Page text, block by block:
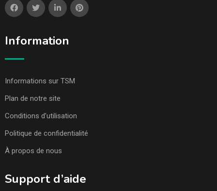
Information
Informations sur TSM
Plan de notre site
Conditions d’utilisation
Politique de confidentialité
À propos de nous
Support d’aide